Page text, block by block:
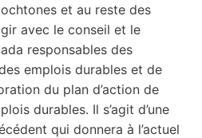
et au reste des
avec le conseil et le
responsables des
emplois durables et de
du plan d’action de
durables. Il s’agit d’une
qui donnera à l’actuel